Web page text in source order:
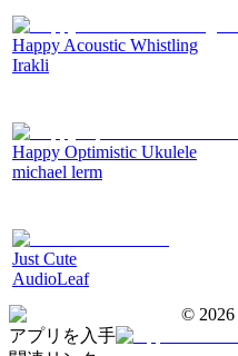
Happy Acoustic Whistling
Irakli
Happy Optimistic Ukulele
michael lerm
Just Cute
AudioLeaf
© 2026
アプリを入手